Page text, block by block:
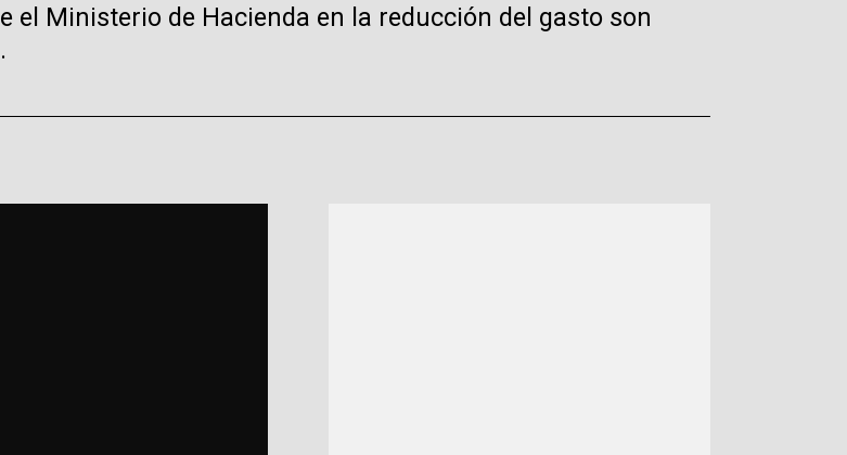
el Ministerio de Hacienda en la reducción del gasto son